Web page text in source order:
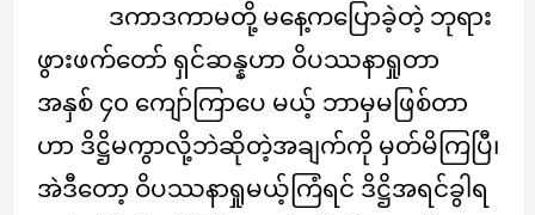
ဒကာဒကာမတို့ မနေ့ကပြောခဲ့တဲ့ ဘုရား
ဖွားဖက်တော် ရှင်ဆန္နဟာ ဝိပဿနာရှုတာ
အနှစ် ၄၀ ကျော်ကြာပေ မယ့် ဘာမှမဖြစ်တာ
ဟာ ဒိဋ္ဌိမကွာလို့ဘဲဆိုတဲ့အချက်ကို မှတ်မိကြပြီ၊
အဲဒီတော့ ဝိပဿနာရှုမယ့်ကြံရင် ဒိဋ္ဌိအရင်ခွါရ